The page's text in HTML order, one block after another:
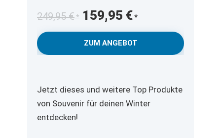
249,95€
Ursprünglicher
Preis
war:
249,95 €
159,95 € Aktueller
Preis
159,95 €.
ZUM ANGEBOT
Jetzt dieses und weitere Top Produkte
von Souvenir für deinen Winter
entdecken!